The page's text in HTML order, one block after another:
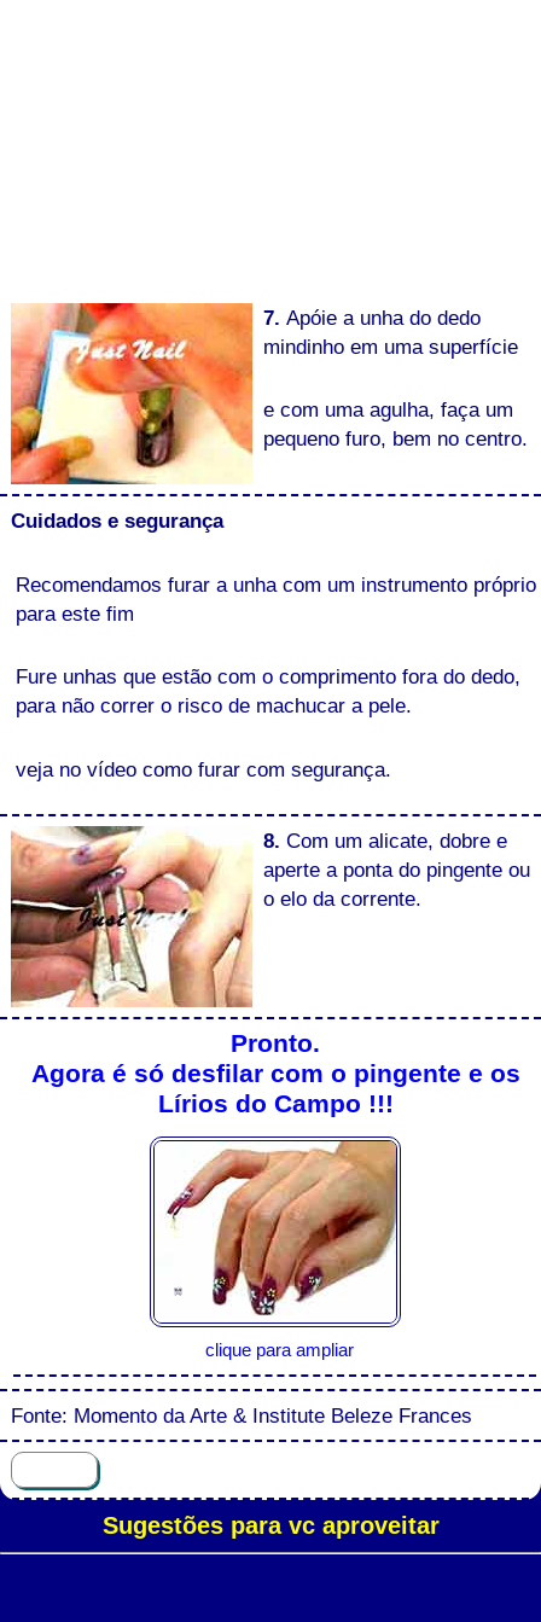
7. Apóie a unha do dedo
mindinho em uma superfície
e com uma agulha, faça um
pequeno furo, bem no centro.
Cuidados e segurança
Recomendamos furar a unha com um instrumento próprio
para este fim
Fure unhas que estão com o comprimento fora do dedo,
para não correr o risco de machucar a pele.
veja no vídeo como furar com segurança.
8. Com um alicate, dobre e
aperte a ponta do pingente ou
o elo da corrente.
Pronto.
Agora é só desfilar com o pingente e os
Lírios do Campo !!!
clique para ampliar
Fonte: Momento da Arte & Institute Beleze Frances
Sugestões para vc aproveitar